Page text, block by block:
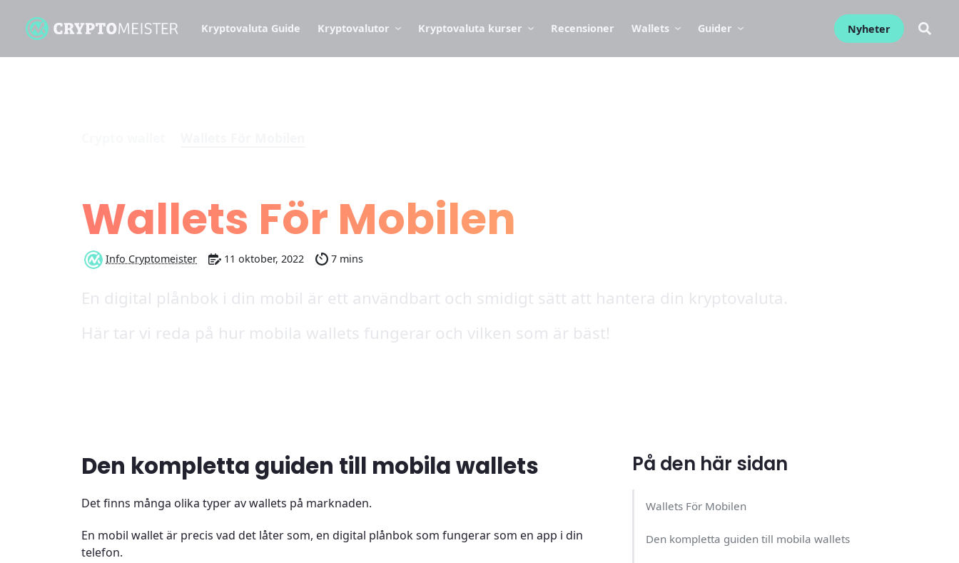
Kryptovaluta Guide Kryptovalutor Kryptovaluta kurser Recensioner Wallets Guider Nyheter
Wallets För Mobilen
Info Cryptomeister 11 oktober, 2022 7 mins
En digital plånbok i din mobil är ett användbart och smidigt sätt att hantera din kryptovaluta.
Här tar vi reda på hur mobila wallets fungerar och vilken som är bäst!
På den här sidan
Wallets För Mobilen
Den kompletta guiden till mobila wallets
Den kompletta guiden till mobila wallets
Det finns många olika typer av wallets på marknaden.
En mobil wallet är precis vad det låter som, en digital plånbok som fungerar som en app i din
telefon.